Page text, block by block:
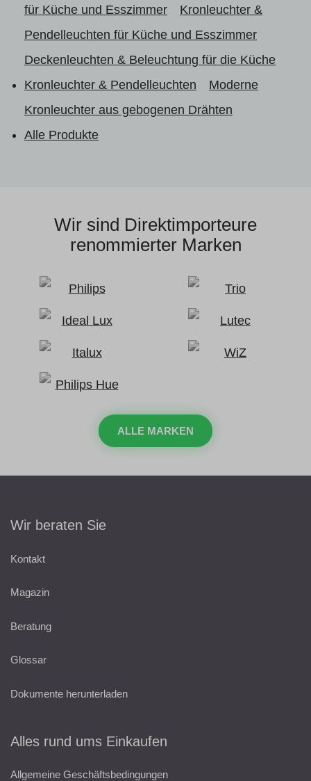
für Küche und Esszimmer
Kronleuchter &
Pendelleuchten für Küche und Esszimmer
Deckenleuchten & Beleuchtung für die Küche
Kronleuchter & Pendelleuchten
Moderne
Kronleuchter aus gebogenen Drähten
Alle Produkte
Wir sind Direktimporteure
renommierter Marken
ALLE MARKEN
Wir beraten Sie
Kontakt
Magazin
Beratung
Glossar
Dokumente herunterladen
Alles rund ums Einkaufen
Allgemeine Geschäftsbedingungen